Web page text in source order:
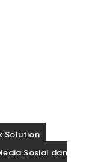
Solution
Sosial dan